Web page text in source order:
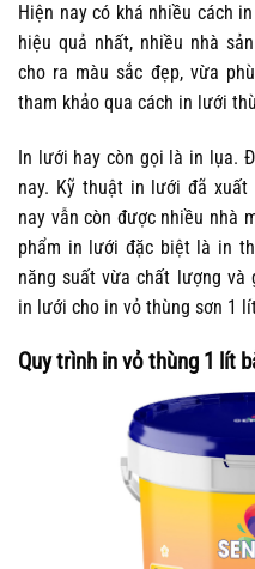
Hiện nay có khá nhiều cách
hiệu quả nhất, nhiều nhà
cho ra màu sắc đẹp, vừa
tham khảo qua cách in lưới
In lưới hay còn gọi là in lụa.
nay. Kỹ thuật in lưới đã
nay vẫn còn được nhiều nhà
phẩm in lưới đặc biệt là in
năng suất vừa chất lượng
in lưới cho in vỏ thùng sơn 1
Quy trình in vỏ thùng 1 lít